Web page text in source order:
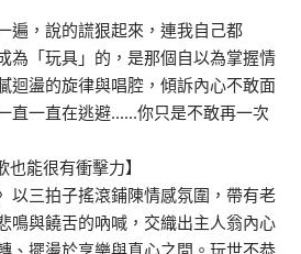
遍，說的謊狠起來，連我自己都
為「玩具」的，是那個自以為掌握情
迴盪的旋律與唱腔，傾訴內心不敢面
直一直在逃避……你只是不敢再一次
也能很有衝擊力】
以三拍子搖滾鋪陳情感氛圍，帶有老
鳴與饒舌的吶喊，交織出主人翁內心